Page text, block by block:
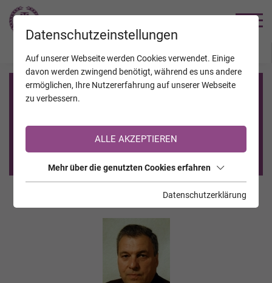
Registrierung auf TrauerHilfe.it
Sie sind noch nicht auf TrauerHilfe.it registriert?
>> zur kostenlosen Registrierung <<
Datenschutzeinstellungen
Auf unserer Webseite werden Cookies verwendet. Einige
davon werden zwingend benötigt, während es uns andere
ermöglichen, Ihre Nutzererfahrung auf unserer Webseite
zu verbessern.
ALLE AKZEPTIEREN
Mehr über die genutzten Cookies erfahren
Datenschutzerklärung
JAHRESTAGE KALENDER VERSTORBENE